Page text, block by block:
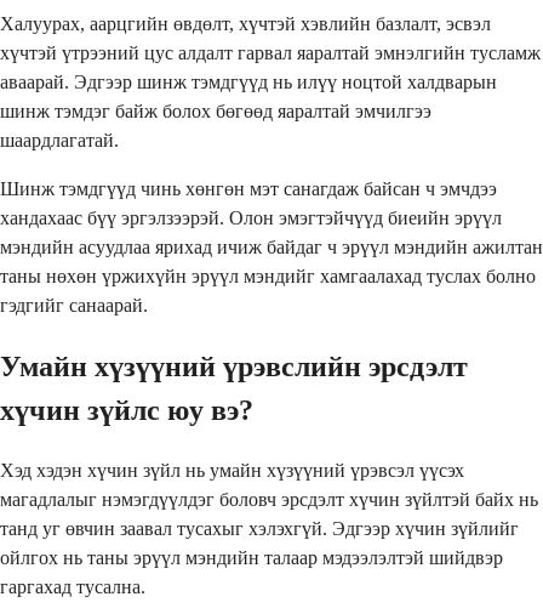
Халуурах, аарцгийн өвдөлт, хүчтэй хэвлийн базлалт, эсвэл
хүчтэй үтрээний цус алдалт гарвал яаралтай эмнэлгийн тусламж
аваарай. Эдгээр шинж тэмдгүүд нь илүү ноцтой халдварын
шинж тэмдэг байж болох бөгөөд яаралтай эмчилгээ
шаардлагатай.
Шинж тэмдгүүд чинь хөнгөн мэт санагдаж байсан ч эмчдээ
хандахаас бүү эргэлзээрэй. Олон эмэгтэйчүүд биеийн эрүүл
мэндийн асуудлаа ярихад ичиж байдаг ч эрүүл мэндийн ажилтан
таны нөхөн үржихүйн эрүүл мэндийг хамгаалахад туслах болно
гэдгийг санаарай.
Умайн хүзүүний үрэвслийн эрсдэлт
хүчин зүйлс юу вэ?
Хэд хэдэн хүчин зүйл нь умайн хүзүүний үрэвсэл үүсэх
магадлалыг нэмэгдүүлдэг боловч эрсдэлт хүчин зүйлтэй байх нь
танд уг өвчин заавал тусахыг хэлэхгүй. Эдгээр хүчин зүйлийг
ойлгох нь таны эрүүл мэндийн талаар мэдээлэлтэй шийдвэр
гаргахад тусална.